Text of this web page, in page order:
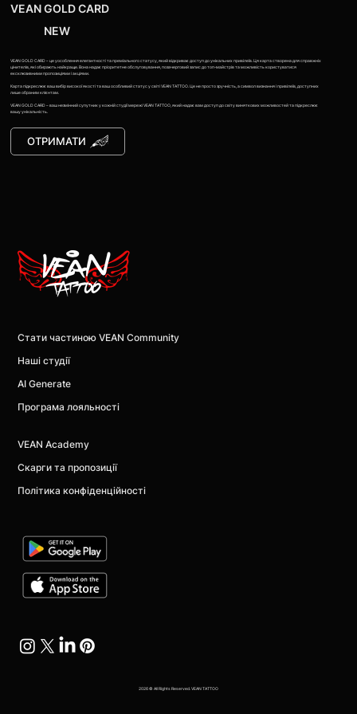
VEAN GOLD CARD
NEW
VEAN GOLD CARD – це уособлення елегантності та преміального статусу, який відкриває доступ до унікальних привілеїв. Ця карта створена для справжніх
цінителів, які обирають найкраще. Вона надає пріоритетне обслуговування, позачерговий запис до топ-майстрів та можливість користуватися
ексклюзивними пропозиціями і акціями.
Карта підкреслює ваш вибір високої якості та ваш особливий статус у світі VEAN TATTOO. Це не просто зручність, а символ визнання і привілеїв, доступних
лише обраним клієнтам.
VEAN GOLD CARD – ваш незмінний супутник у кожній студії мережі VEAN TATTOO, який надає вам доступ до світу виняткових можливостей та підкреслює
вашу унікальність.
ОТРИМАТИ
Стати частиною VEAN Community
Наші студії
AI Generate
Програма лояльності
VEAN Academy
Скарги та пропозиції
Політика конфіденційності
2026 © All Rights Reserved. VEAN TATTOO